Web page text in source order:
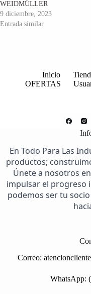
WEIDMÜLLER
9 diciembre, 2023
Entrada similar
Inicio
OFERTAS
En Todo Para Las
productos;
Únete a nosotros
impulsar el progreso
podemos ser tu
Correo:
WhatsApp: